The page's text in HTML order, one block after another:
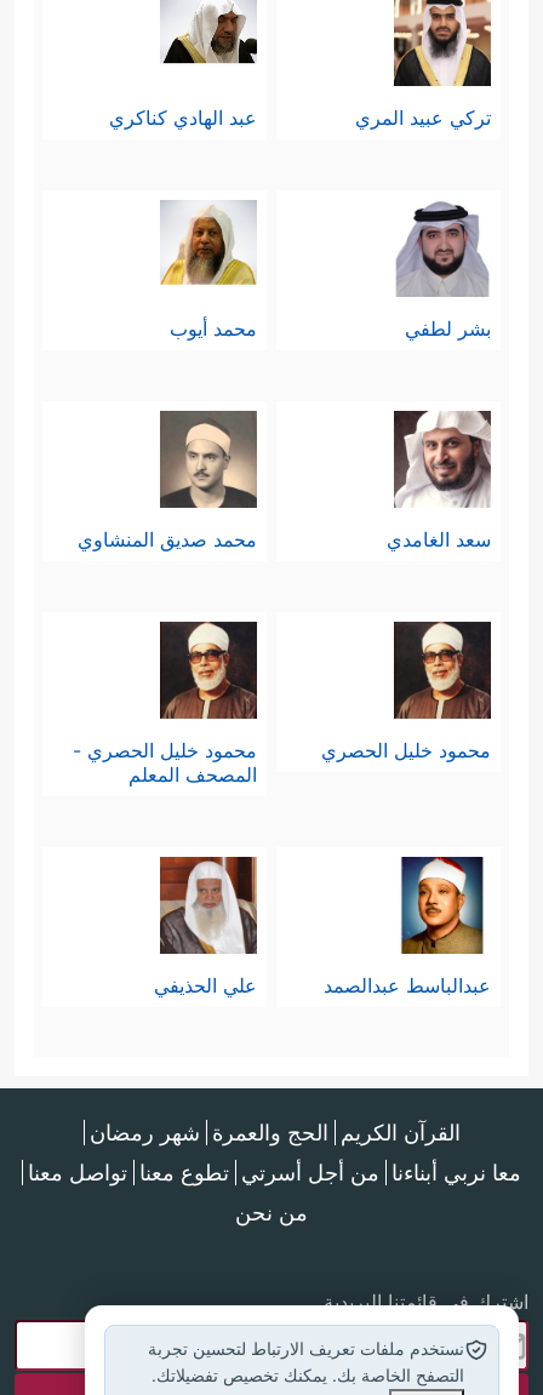
تركي عبيد المري عبد الهادي كناكري
بشر لطفي محمد أيوب
سعد الغامدي محمد صديق المنشاوي
محمود خليل الحصري
محمود خليل الحصري -
المصحف المعلم
عبدالباسط عبدالصمد علي الحذيفي
القرآن الكريم الحج والعمرة شهر رمضان
معا نربي أبناءنا من أجل أسرتي تطوع معنا تواصل معنا
من نحن
اشترك في قائمتنا البريدية
نستخدم ملفات تعريف الارتباط لتحسين تجربة
التصفح الخاصة بك. يمكنك تخصيص تفضيلاتك.